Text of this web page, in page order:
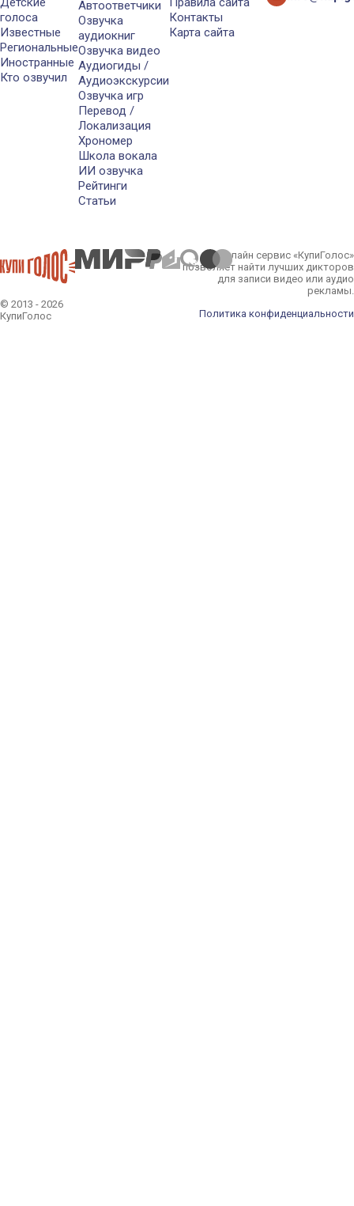
голоса
Известные
Региональные
Иностранные
Кто озвучил
Автоответчики
Озвучка
аудиокниг
Озвучка видео
Аудиогиды /
Аудиоэкскурсии
Озвучка игр
Перевод /
Локализация
Хрономер
Школа вокала
ИИ озвучка
Рейтинги
Статьи
Контакты
Карта сайта
© 2013 - 2026
КупиГолос
Онлайн сервис «КупиГолос»
позволяет найти лучших дикторов
для записи видео или аудио
рекламы.
Политика конфиденциальности